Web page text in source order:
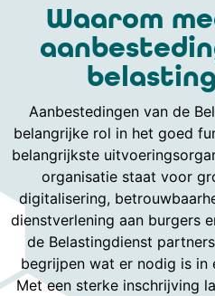
Waarom
Aanbestedingen van de
belangrijke rol in het goed
belangrijkste
organisatie staat voor
digitalisering,
dienstverlening aan burgers
de Belastingdienst
begrijpen wat er nodig is in
Met een sterke inschrijving